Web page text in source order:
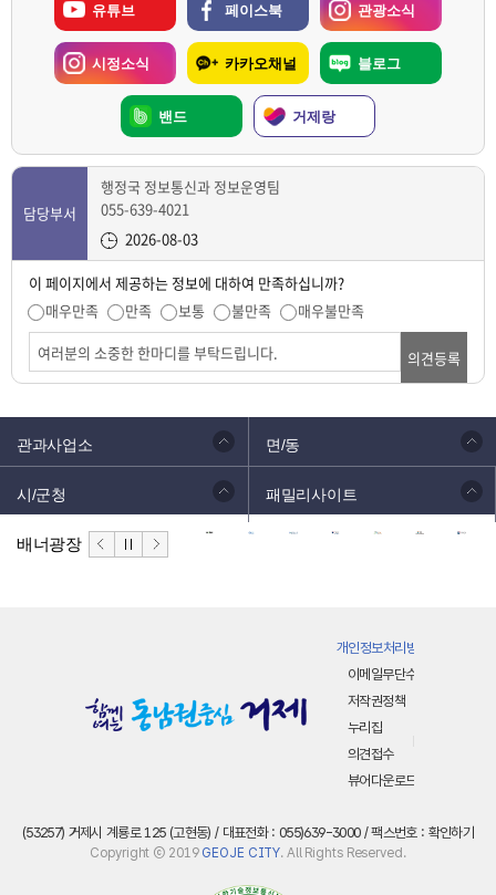
유튜브 페이스북 관광소식
시정소식 카카오채널 블로그
밴드 거제랑
담당부서
행정국 정보통신과 정보운영팀
055-639-4021
2026-08-03
이 페이지에서 제공하는 정보에 대하여 만족하십니까?
매우만족
만족 보통 불만족 매우불만족
의견등록
관과사업소 면/동
시/군청 패밀리사이트
배너광장
개인정보처리방침
이메일무단수집거부
저작권정책
누리집
의견접수
뷰어다운로드
(53257) 거제시 계룡로 125 (고현동) / 대표전화 : 055)639-3000 / 팩스번호 : 확인하기
Copyright ⓒ 2019 GEOJE CITY. All Rights Reserved.